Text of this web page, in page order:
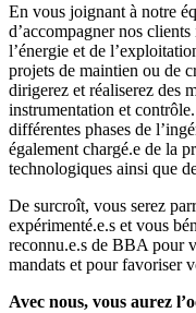
En vous joignant à notre
d’accompagner nos
l’énergie et de
projets de maintien ou de
dirigerez et réaliserez des
instrumentation et
différentes phases de
également chargé.e de la
technologiques ainsi que
De surcroît, vous serez
expérimenté.e.s et vous
reconnu.e.s de BBA pour
mandats et pour favoriser
Avec nous, vous aurez